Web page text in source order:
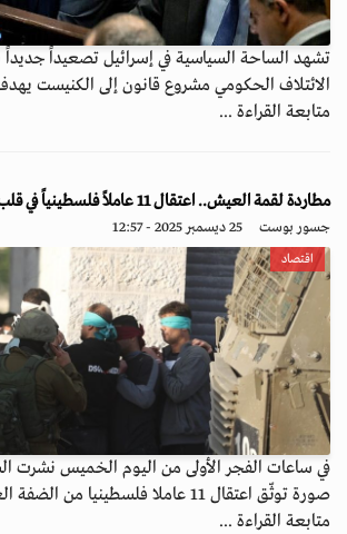
تشهد الساحة السياسية في إسرائيل تصعيداً
الائتلاف الحكومي مشروع قانون إلى الكنيست
متابعة القراءة ...
مطاردة لقمة العيش.. اعتقال 11 عاملاً فلسطينياً في قلب تل أبيب
جسور بوست 25 ديسمبر 2025 - 12:57
اقتصاد
في ساعات الفجر الأولى من اليوم الخميس نشرت
صورة توثّق اعتقال 11 عاملا فلسطينيا من الضفة الغربية داخل...
متابعة القراءة ...